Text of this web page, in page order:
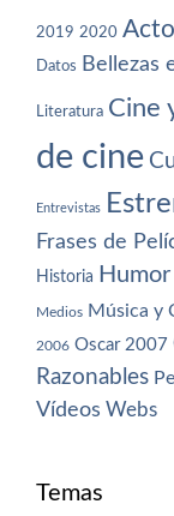
2019 2020
Datos Bellezas
Literatura Cine
de cine
Entrevistas
Frases de
Historia Humor
Medios Música y
2006 Oscar 2007
Razonables
Vídeos Webs
Temas